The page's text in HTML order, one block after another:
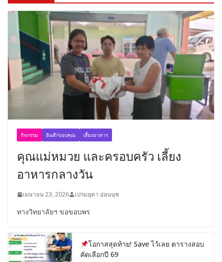
กิจกรรม ยินดี/ขอบคุณ เลี้ยงอาหาร
คุณแม่หมวย และครอบครัว เลี้ยง
อาหารกลางวัน
เมษายน 23, 2026 เปรมยุดา อ่อนนุช
ทางวิทยาลัยฯ ขอขอบพร
โอกาสสุดท้าย! Save ไว้เลย ตารางสอบ
คัดเลือกปี 69